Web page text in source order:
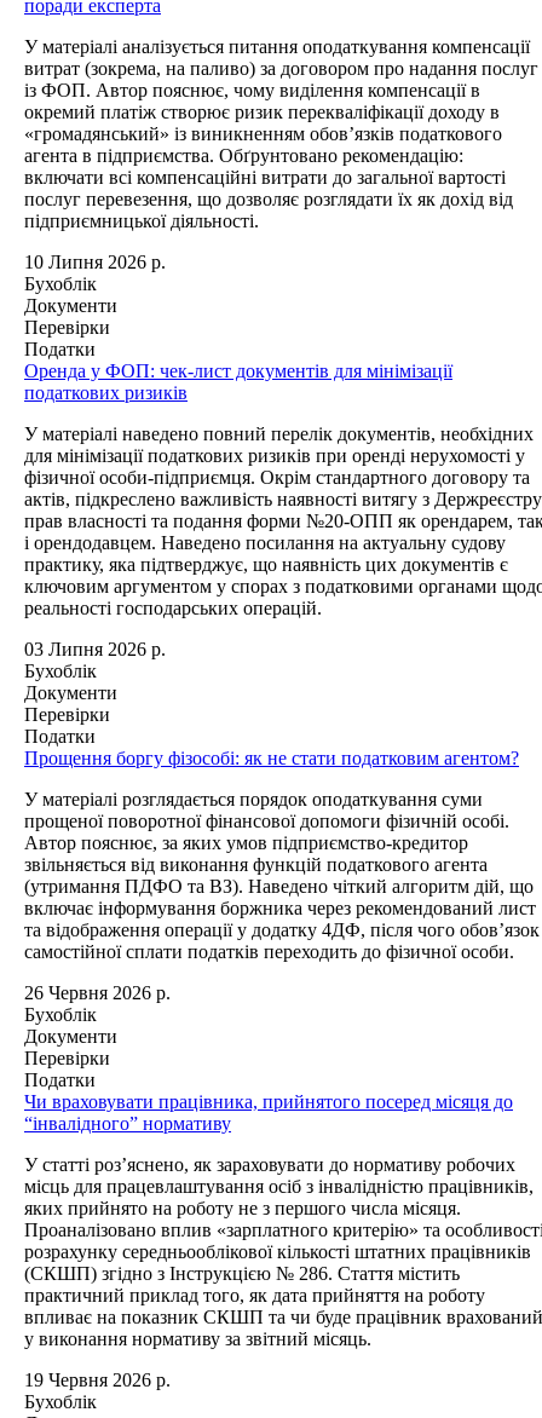
поради експерта
У матеріалі аналізується питання оподаткування компенсації
витрат (зокрема, на паливо) за договором про надання послуг
із ФОП. Автор пояснює, чому виділення компенсації в
окремий платіж створює ризик перекваліфікації доходу в
«громадянський» із виникненням обов’язків податкового
агента в підприємства. Обґрунтовано рекомендацію:
включати всі компенсаційні витрати до загальної вартості
послуг перевезення, що дозволяє розглядати їх як дохід від
підприємницької діяльності.
10 Липня 2026 р.
Бухоблік
Документи
Перевірки
Податки
Оренда у ФОП: чек-лист документів для мінімізації
податкових ризиків
У матеріалі наведено повний перелік документів, необхідних
для мінімізації податкових ризиків при оренді нерухомості у
фізичної особи-підприємця. Окрім стандартного договору та
актів, підкреслено важливість наявності витягу з Держреєстру
прав власності та подання форми №20-ОПП як орендарем,
і орендодавцем. Наведено посилання на актуальну судову
практику, яка підтверджує, що наявність цих документів є
ключовим аргументом у спорах з податковими органами
реальності господарських операцій.
03 Липня 2026 р.
Бухоблік
Документи
Перевірки
Податки
Прощення боргу фізособі: як не стати податковим агентом?
У матеріалі розглядається порядок оподаткування суми
прощеної поворотної фінансової допомоги фізичній особі.
Автор пояснює, за яких умов підприємство-кредитор
звільняється від виконання функцій податкового агента
(утримання ПДФО та ВЗ). Наведено чіткий алгоритм дій, що
включає інформування боржника через рекомендований лист
та відображення операції у додатку 4ДФ, після чого обов’язок
самостійної сплати податків переходить до фізичної особи.
26 Червня 2026 р.
Бухоблік
Документи
Перевірки
Податки
Чи враховувати працівника, прийнятого посеред місяця до
“інвалідного” нормативу
У статті роз’яснено, як зараховувати до нормативу робочих
місць для працевлаштування осіб з інвалідністю працівників,
яких прийнято на роботу не з першого числа місяця.
Проаналізовано вплив «зарплатного критерію» та
розрахунку середньооблікової кількості штатних працівників
(СКШП) згідно з Інструкцією № 286. Стаття містить
практичний приклад того, як дата прийняття на роботу
впливає на показник СКШП та чи буде працівник врахований
у виконання нормативу за звітний місяць.
19 Червня 2026 р.
Бухоблік